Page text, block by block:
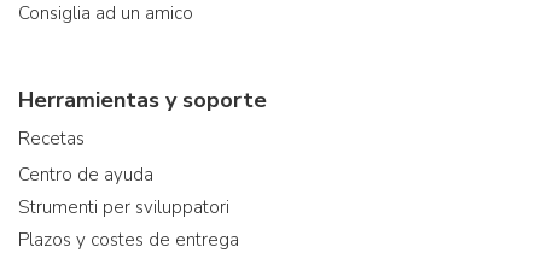
Consiglia ad un amico
Herramientas y soporte
Recetas
Centro de ayuda
Strumenti per sviluppatori
Plazos y costes de entrega